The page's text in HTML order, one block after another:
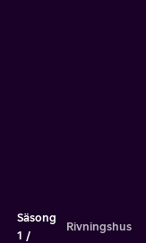
Säsong
1
Rivningshus